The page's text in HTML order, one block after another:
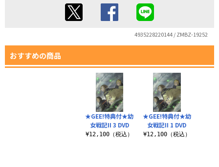
4935228220144 / ZMBZ-19252
おすすめの商品
★GEE!特典付★幼
女戦記II 3 DVD
¥12,100（税込）
★GEE!特典付★幼
女戦記II 1 DVD
¥12,100（税込）